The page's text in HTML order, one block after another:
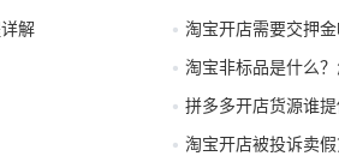
解
淘宝开店需要交押
淘宝非标品是什么
拼多多开店货源谁提
淘宝开店被投诉卖